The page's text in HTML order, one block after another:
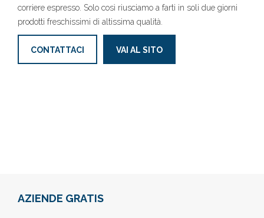
corriere espresso. Solo così riusciamo a farti in soli due giorni
prodotti freschissimi di altissima qualità.
CONTATTACI VAI AL SITO
AZIENDE GRATIS